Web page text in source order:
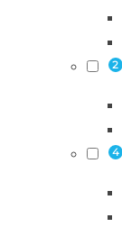
2
4